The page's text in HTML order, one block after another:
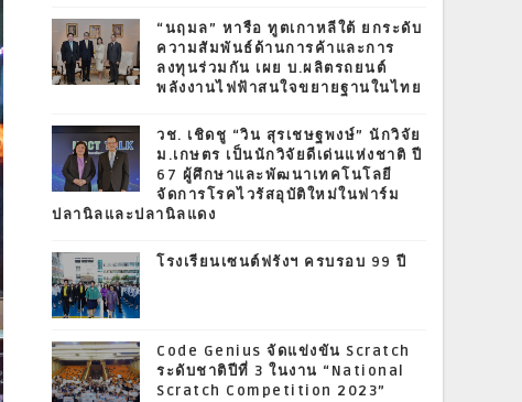
“นฤมล” หารือ ทูตเกาหลีใต้ ยกระดับ
ความสัมพันธ์ด้านการค้าและการ
ลงทุนร่วมกัน เผย บ.ผลิตรถยนต์
พลังงานไฟฟ้าสนใจขยายฐานในไทย
วช. เชิดชู “วิน สุรเชษฐพงษ์” นักวิจัย
ม.เกษตร เป็นนักวิจัยดีเด่นแห่งชาติ ปี
67 ผู้ศึกษาและพัฒนาเทคโนโลยี
จัดการโรคไวรัสอุบัติใหม่ในฟาร์ม
ปลานิลและปลานิลแดง
โรงเรียนเซนต์ฟรังฯ ครบรอบ 99 ปี
Code Genius จัดแข่งขัน Scratch
ระดับชาติปีที่ 3 ในงาน “National
Scratch Competition 2023”